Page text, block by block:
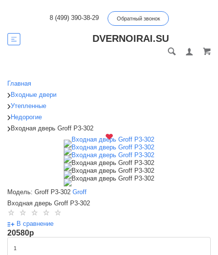
8 (499) 390-38-29 Обратный звонок
DVERNOIRAI.SU
Главная
Входные двери
Утепленные
Недорогие
Входная дверь Groff P3-302
Модель: Groff P3-302 Groff
Входная дверь Groff P3-302
В сравнение
20580p